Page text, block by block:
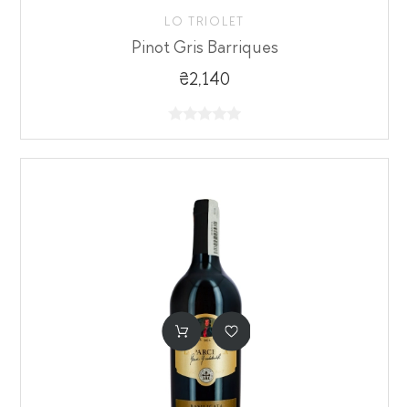
LO TRIOLET
Pinot Gris Barriques
₴2,140